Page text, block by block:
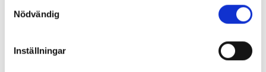
Nödvändig
Inställningar
Egenskaper